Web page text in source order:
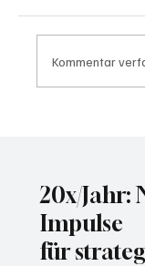
Kommentar
20x/Jahr:
Impulse
für